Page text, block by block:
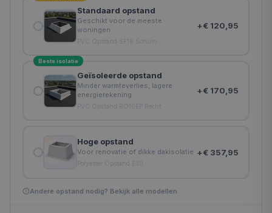
Standaard opstand
Geschikt voor de meeste
woningen
PVC Opstand SF16 Schuin
+€ 120,95
Beste isolatie
Geïsoleerde opstand
Minder warmteverlies, lagere
energierekening
PVC Opstand RO16EP Recht
+€ 170,95
Hoge opstand
Voor renovatie of dikke dakisolatie
Polyester Opstand E30
+€ 357,95
Andere opstand nodig? Bekijk alle modellen